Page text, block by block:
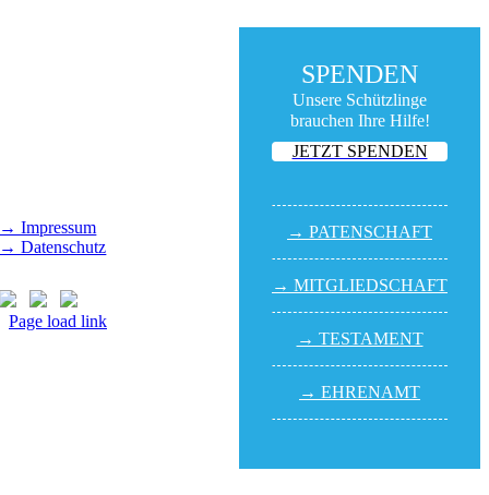
SPENDEN
Unsere Schützlinge
brauchen Ihre Hilfe!
JETZT SPENDEN
→ PATEN­SCHAFT
→ MITGLIED­SCHAFT
→ TESTA­MENT
→ EHREN­AMT
→ Impressum
→ Datenschutz
Page load link